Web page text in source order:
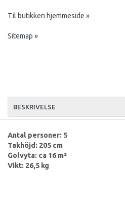
Til butikken hjemmeside »
Sitemap »
BESKRIVELSE
Antal personer: 5
Takhöjd: 205 cm
Golvyta: ca 16 m²
Vikt: 26,5 kg